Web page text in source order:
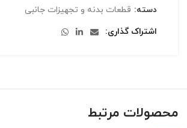
دسته: قطعات بدنه و تجهیزات جانبی
اشتراک گذاری
محصولات مرتبط